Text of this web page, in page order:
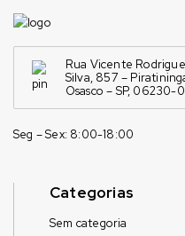
Rua Vicente
Silva, 857 –
Osasco – SP, 06230-
Seg – Sex: 8:00-18:00
Categorias
Sem categoria